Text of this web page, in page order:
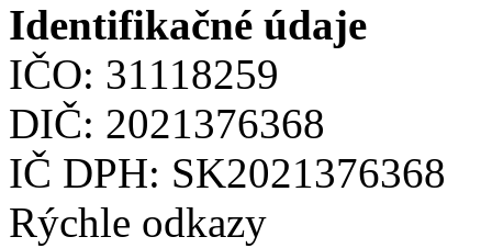
Identifikačné údaje
IČO: 31118259
DIČ: 2021376368
IČ DPH: SK2021376368
Rýchle odkazy